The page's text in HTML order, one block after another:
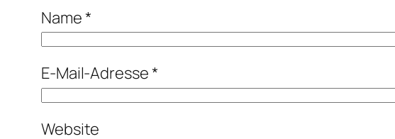
Name*
E-Mail-Adresse*
Website